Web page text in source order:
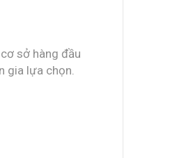
sở hàng đầu
gia lựa chọn.